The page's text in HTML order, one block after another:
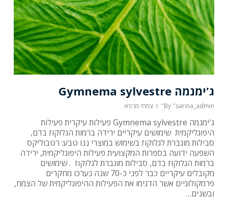
ג'ימנמה Gymnema sylvestre
By ''sarina_admin'' צמחי מרפא
ג'ימנמה Gymnema sylvestre פעילות עיקרית פעילות
היפוגליקמית שימושים עיקריים ירידה ברמות הגלוקוז בדם,
סבילות מוגברת לגלוקוז בשימוש במוצרי ננו טבע: רטבוליקס
השפעה ידועה בספרות המקצועית פעילות היפוגליקמית, ירידה
ברמות הגלוקוז בדם, סבילות מוגברת לגלוקוז . שימושים
מקובלים עיקריים כבר לפני כ-70 שנה נערכו מחקרים
פרמקולוגיים אשר הדגימו את הפעילות ההיפוגליקמית של הצמח,
ובשנים…